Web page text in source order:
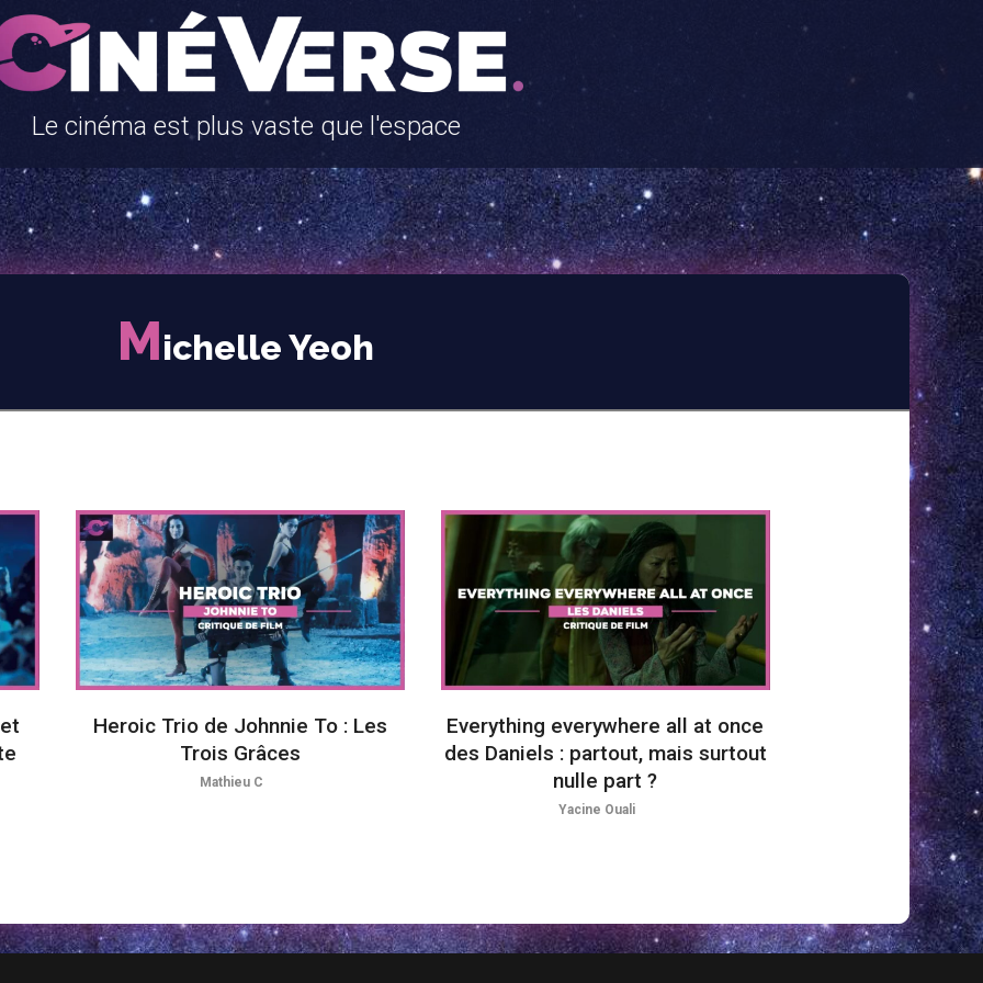
Le cinéma est plus vaste que l'espace
Michelle Yeoh
Heroic Trio de Johnnie To : Les
Trois Grâces
Mathieu C
Everything everywhere all at once
des Daniels : partout, mais surtout
nulle part ?
Yacine Ouali